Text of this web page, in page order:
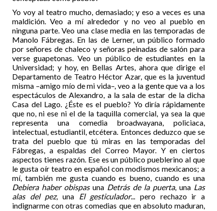
Yo voy al teatro mucho, demasiado; y eso a veces es una
maldición. Veo a mí alrededor y no veo al pueblo en
ninguna parte. Veo una clase media en las temporadas de
Manolo Fábregas. En las de Lerner, un público formado
por señores de chaleco y señoras peinadas de salón para
verse guapetonas. Veo un público de estudiantes en la
Universidad; y hoy, en Bellas Artes, ahora que dirige el
Departamento de Teatro Héctor Azar, que es la juventud
misma –amigo mío de mi vida–, veo a la gente que va a los
espectáculos de Alexandro, a la sala de estar de la dicha
Casa del Lago. ¿Éste es el pueblo? Yo diría rápidamente
que no, ni ese ni el de la taquilla comercial, ya sea la que
representa una comedia broadwayana, policiaca,
intelectual, estudiantil, etcétera. Entonces deduzco que se
trata del pueblo que tú miras en las temporadas del
Fábregas, a espaldas del Correo Mayor. Y en ciertos
aspectos tienes razón. Ese es un público pueblerino al que
le gusta oír teatro en español con modismos mexicanos; a
mí, también me gusta cuando es bueno, cuando es una
Debiera haber obispasuna Detrás de la puerta, una Las
alas del pez, una El gesticulador... pero rechazo ir a
indignarme con otras comedias que en absoluto maduran,